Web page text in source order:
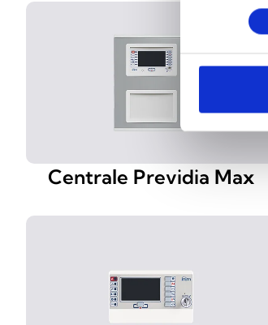
Centrale Previdia Max